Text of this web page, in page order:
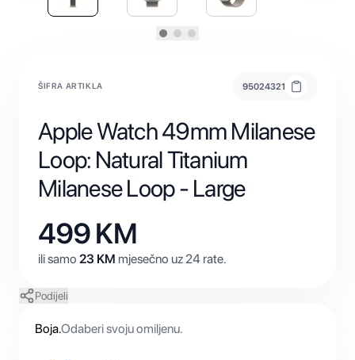
ŠIFRA ARTIKLA 95024321
Apple Watch 49mm Milanese
Loop: Natural Titanium
Milanese Loop - Large
499KM
ili samo 23 KM mjesečno uz 24 rate.
Podijeli
Boja.Odaberi svoju omiljenu.